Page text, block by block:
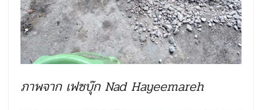
ภาพจาก เฟซบุ๊ก Nad Hayeemareh